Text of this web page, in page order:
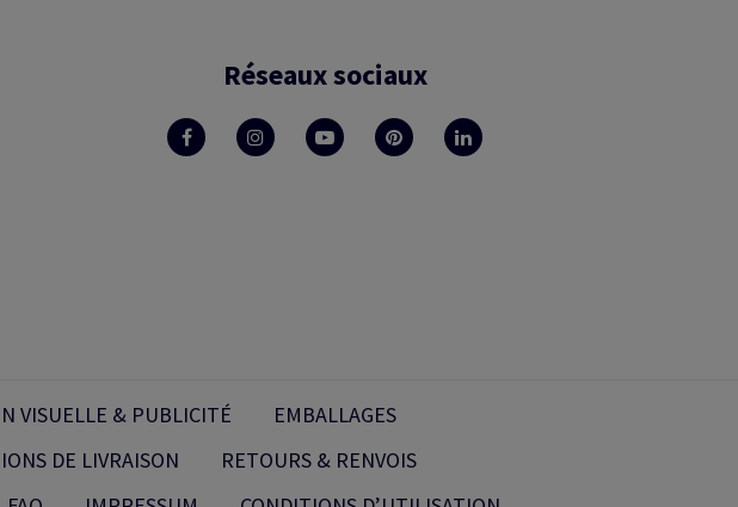
Réseaux sociaux
VISUELLE & PUBLICITÉ
EMBALLAGES
DE LIVRAISON
RETOURS & RENVOIS